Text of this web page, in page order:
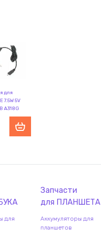
для
7.5W 5V
A318G
А
для
Запчасти
для ПЛАНШЕТА
Аккумуляторы для
планшетов